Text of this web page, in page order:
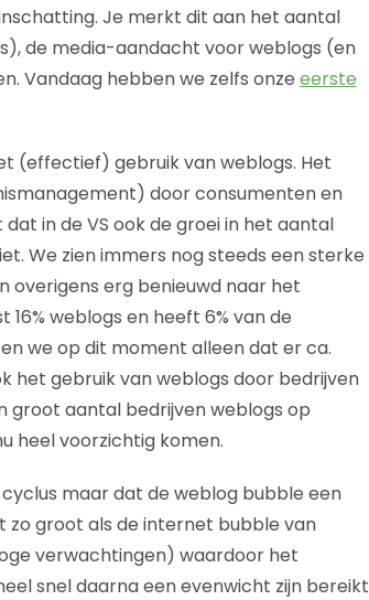
Je merkt dit aan het aantal
de media-aandacht voor weblogs (en
Vandaag hebben we zelfs onze eerste
(effectief) gebruik van weblogs. Het
door consumenten en
in de VS ook de groei in het aantal
We zien immers nog steeds een sterke
overigens erg benieuwd naar het
weblogs en heeft 6% van de
we op dit moment alleen dat er ca.
het gebruik van weblogs door bedrijven
groot aantal bedrijven weblogs op
heel voorzichtig komen.
maar dat de weblog bubble een
zo groot als de internet bubble van
verwachtingen) waardoor het
snel daarna een evenwicht zijn bereikt